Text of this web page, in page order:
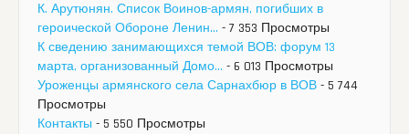
К. Арутюнян. Список Воинов-армян, погибших в
героической Обороне Ленин... - 7 353 Просмотры
К сведению занимающихся темой ВОВ: форум 13
марта, организованный Домо... - 6 013 Просмотры
Уроженцы армянского села Сарнахбюр в ВОВ - 5 744
Просмотры
Контакты - 5 550 Просмотры